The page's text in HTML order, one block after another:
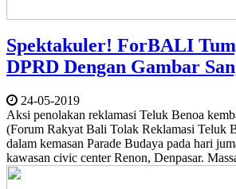
Spektakuler! ForBALI
DPRD Dengan Gambar
24-05-2019
Aksi penolakan reklamasi Teluk Benoa
(Forum Rakyat Bali Tolak Reklamasi Teluk
dalam kemasan Parade Budaya pada hari
kawasan civic center Renon, Denpasar.